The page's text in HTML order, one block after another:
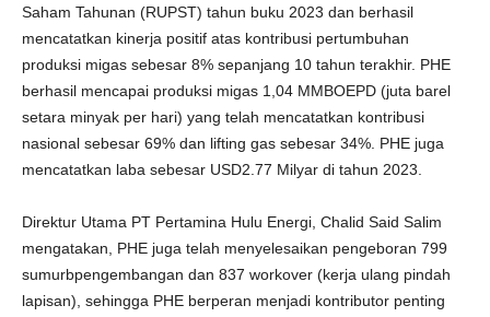
Saham Tahunan (RUPST) tahun buku 2023 dan berhasil
mencatatkan kinerja positif atas kontribusi pertumbuhan
produksi migas sebesar 8% sepanjang 10 tahun terakhir. PHE
berhasil mencapai produksi migas 1,04 MMBOEPD (juta barel
setara minyak per hari) yang telah mencatatkan kontribusi
nasional sebesar 69% dan lifting gas sebesar 34%. PHE juga
mencatatkan laba sebesar USD2.77 Milyar di tahun 2023.
Direktur Utama PT Pertamina Hulu Energi, Chalid Said Salim
mengatakan, PHE juga telah menyelesaikan pengeboran 799
sumurbpengembangan dan 837 workover (kerja ulang pindah
lapisan), sehingga PHE berperan menjadi kontributor penting